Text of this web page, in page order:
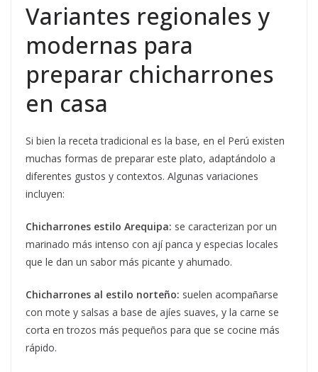
Variantes regionales y
modernas para
preparar chicharrones
en casa
Si bien la receta tradicional es la base, en el Perú existen
muchas formas de preparar este plato, adaptándolo a
diferentes gustos y contextos. Algunas variaciones
incluyen:
Chicharrones estilo Arequipa: se caracterizan por un
marinado más intenso con ají panca y especias locales
que le dan un sabor más picante y ahumado.
Chicharrones al estilo norteño: suelen acompañarse
con mote y salsas a base de ajíes suaves, y la carne se
corta en trozos más pequeños para que se cocine más
rápido.